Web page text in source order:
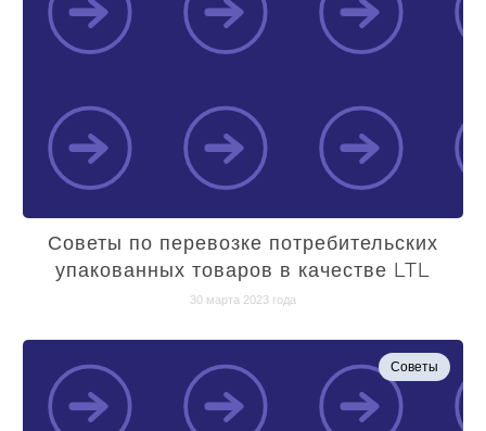
Советы по перевозке потребительских
упакованных товаров в качестве LTL
30 марта 2023 года
Советы